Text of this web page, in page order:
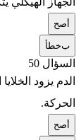
صح
بخطأ
السؤال 50
الدم يزود
الحركة.
صح